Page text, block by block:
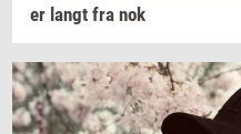
er langt fra nok